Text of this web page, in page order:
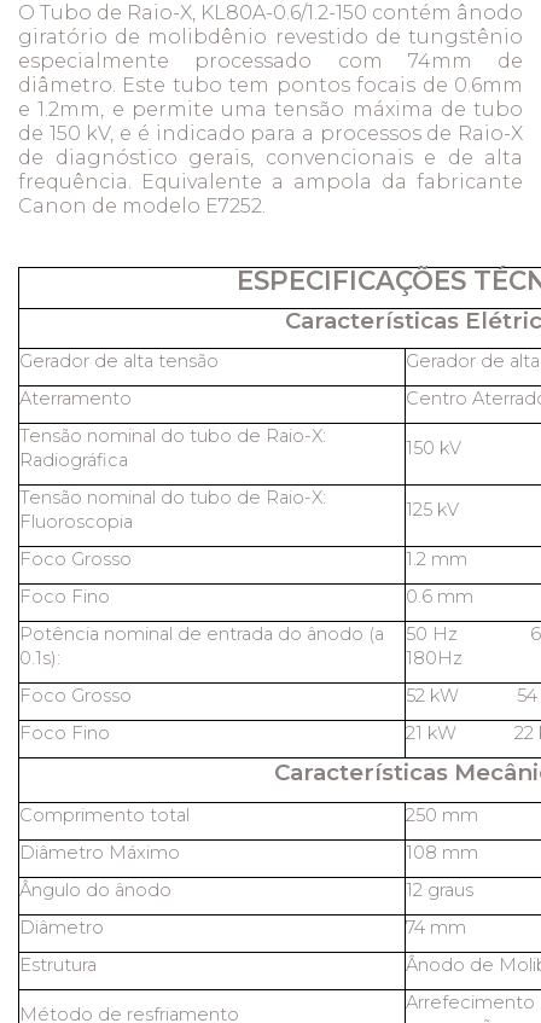
O Tubo de Raio-X, KL80A-0.6/1.2-150 contém ânodo
giratório de molibdênio revestido de tungstênio
especialmente processado com 74mm de
diâmetro. Este tubo tem pontos focais de 0.6mm
e 1.2mm, e permite uma tensão máxima de tubo
de 150 kV, e é indicado para a processos de Raio-X
de diagnóstico gerais, convencionais e de alta
frequência. Equivalente a ampola da fabricante
Canon de modelo E7252.
ESPECIFICAÇÕES
Características
Gerador de alta tensão
Gerador de
Aterramento
Centro
Tensão nominal do tubo de Raio-X:
Radiográfica
150 kV
Tensão nominal do tubo de Raio-X:
Fluoroscopia
125 kV
Foco Grosso
1.2 mm
Foco Fino
0.6 mm
Potência nominal de entrada do ânodo (a
0.1s):
50 Hz
180Hz
Foco Grosso
52 kW
Foco Fino
21 kW
Características
Comprimento total
250 mm
Diâmetro Máximo
108 mm
Ângulo do ânodo
12 graus
Diâmetro
74 mm
Estrutura
Ânodo de
Método de resfriamento
Arrefecimento